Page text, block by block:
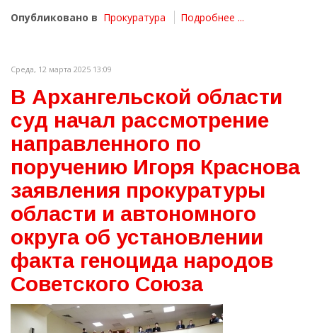
Опубликовано в Прокуратура Подробнее ...
Среда, 12 марта 2025 13:09
В Архангельской области
суд начал рассмотрение
направленного по
поручению Игоря Краснова
заявления прокуратуры
области и автономного
округа об установлении
факта геноцида народов
Советского Союза